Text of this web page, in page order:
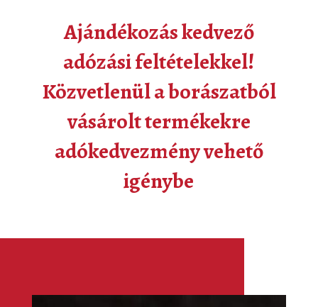
Ajándékozás kedvező
adózási feltételekkel!
Közvetlenül a borászatból
vásárolt termékekre
adókedvezmény vehető
igénybe